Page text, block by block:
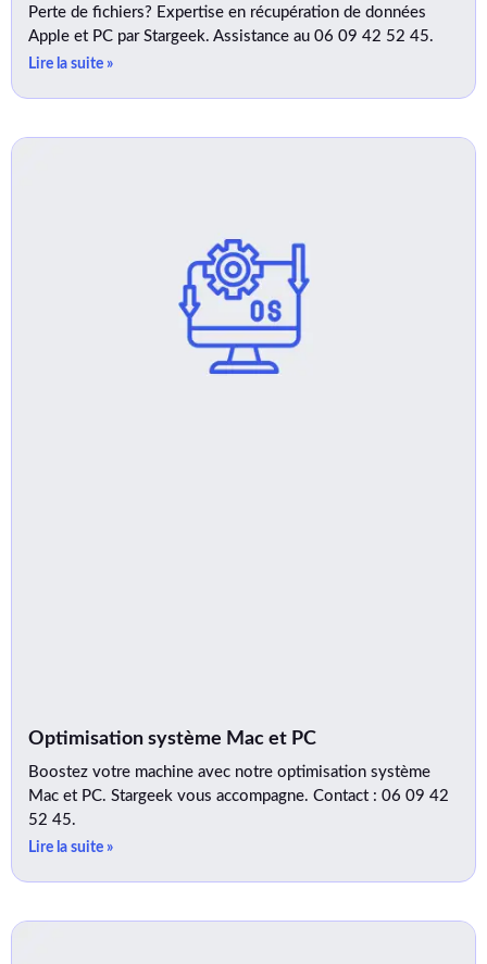
Perte de fichiers? Expertise en récupération de données
Apple et PC par Stargeek. Assistance au 06 09 42 52 45.
Lire la suite »
Optimisation système Mac et PC
Boostez votre machine avec notre optimisation système
Mac et PC. Stargeek vous accompagne. Contact : 06 09 42
52 45.
Lire la suite »